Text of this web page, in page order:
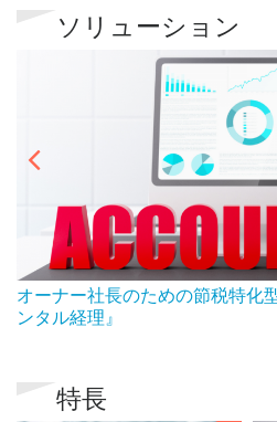
ソリューション
オーナー社長のための節税特化
ンタル経理』
特長